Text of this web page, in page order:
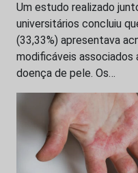
Um estudo realizado
universitários concluiu
(33,33%) apresentava
modificáveis
doença de pele. Os…